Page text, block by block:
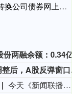
司债券网上中签结
招商
今天《新闻联播》主要内容有：1.【新思想引领新征程】丰收背后的“稳”与“进”； 2.我国加快推进算力网建设； 3.我国加强对基础研究的长期稳定支持； 4.台风“白海豚”登陆 各地各部门全力应对； 5.7月份居民消费价格指数保持温和上涨； 6.我国加快自然资源“一张图”平台建设； 7.我国生态修复治理取得新成效； 8.【文化中国行】平遥古城活态保护焕发新光彩； 9.国内联播快讯： （1）我国地热资源直接利用规模稳居世界首位； （2）7月下旬全国在田蔬菜面积1.06亿亩 供应充足； （3）我国渤海首个千亿方大气田一期开发项目全面投产； （4）2026“百县对百校促就业行动”校地人才供需对接会举行； （5）第16届全国残疾人健身周活动启动； （6）《2026中国AI盛典》今晚总台央视综合频道播出； 10.伊朗称在美国接受其条件前不会重新开放霍尔木兹海峡： （1）伊媒称有证据显示 美军在对伊朗的军事行动中使用含磷弹药； （2）美媒称美“爱国者”导弹库存不足1700枚； 11.加拿大不列颠哥伦比亚省因林火快速蔓延进入紧急状态 大批居民撤离 美犹他州两处林火仍失控 消防直升机坠毁致两人死亡； 12.国际联播快讯： （1）俄驻日大使称日本谋“核”将招致反制； （2）保加利亚称境内爆炸无人机或来自乌克兰； （3）台风“白海豚”在日本和菲律宾引发灾情； （4）意大利埃特纳火山喷发影响机场航班。